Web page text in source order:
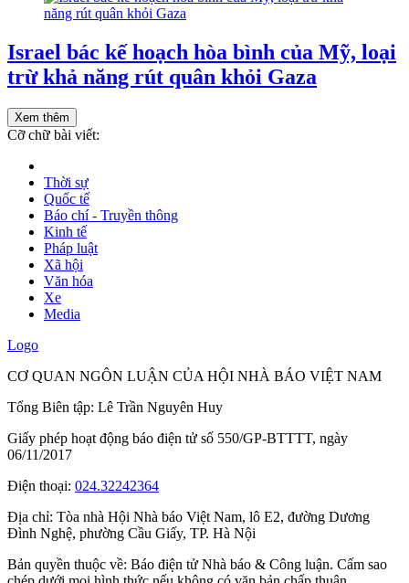
Israel bác kế hoạch hòa bình của Mỹ, loại
trừ khả năng rút quân khỏi Gaza
Xem thêm
Cỡ chữ bài viết:
Thời sự
Quốc tế
Báo chí - Truyền thông
Kinh tế
Pháp luật
Xã hội
Văn hóa
Xe
Media
Logo
CƠ QUAN NGÔN LUẬN CỦA HỘI NHÀ BÁO VIỆT NAM
Tổng Biên tập: Lê Trần Nguyên Huy
Giấy phép hoạt động báo điện tử số 550/GP-BTTTT, ngày
06/11/2017
Điện thoại: 024.32242364
Địa chỉ: Tòa nhà Hội Nhà báo Việt Nam, lô E2, đường Dương
Đình Nghệ, phường Cầu Giấy, TP. Hà Nội
Bản quyền thuộc về: Báo điện tử Nhà báo & Công luận. Cấm sao